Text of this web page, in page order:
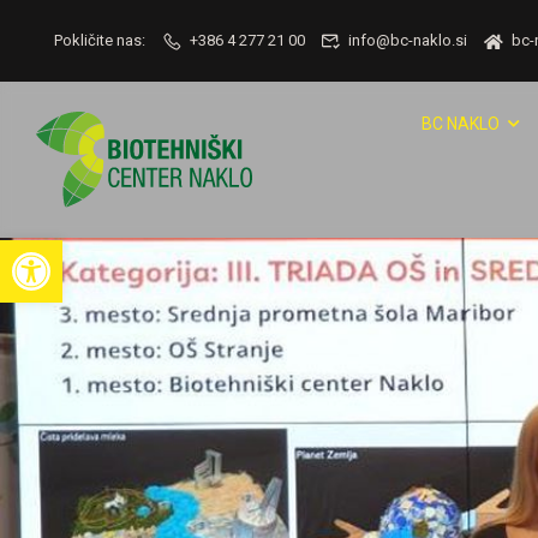
Open toolbar
Pokličite nas: +386 4 277 21 00 info@bc-naklo.si
BC NAKLO